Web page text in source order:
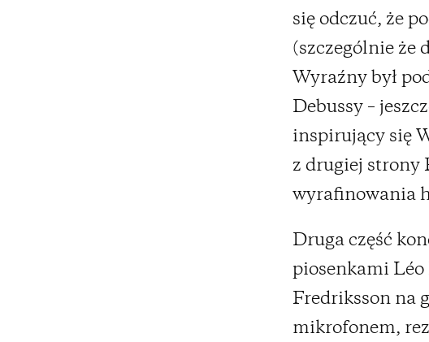
się odczuć, że
(szczególnie że
Wyraźny był
Debussy –
inspirujący się
z drugiej strony
wyrafinowania
Druga część
piosenkami Léo
Fredriksson na
mikrofonem,